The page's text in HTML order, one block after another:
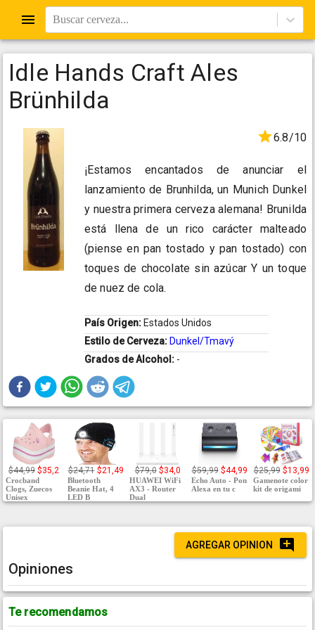
Buscar cerveza...
Idle Hands Craft Ales
Brünhilda
6.8/10
¡Estamos encantados de anunciar el
lanzamiento de Brunhilda, un Munich Dunkel
y nuestra primera cerveza alemana! Brunilda
está llena de un rico carácter malteado
(piense en pan tostado y pan tostado) con
toques de chocolate sin azúcar Y un toque
de nuez de cola.
País Origen: Estados Unidos
Estilo de Cerveza: Dunkel/Tmavý
Grados de Alcohol: -
$44,99 $35,2
Crocband
Clogs, Zuecos
Unisex
$24,71 $21,49
Bluetooth
Beanie Hat, 4
LED B
$79,0 $34,0
HUAWEI WiFi
AX3 - Router
Dual
$59,99 $44,99
Echo Auto - Pon
Alexa en tu c
$25,99 $13,99
Gamenote color
kit de origami
AGREGAR OPINION
Opiniones
Te recomendamos